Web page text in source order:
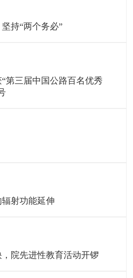
持“两个务必”
第三届中国公路百名优秀
射功能延伸
院先进性教育活动开锣